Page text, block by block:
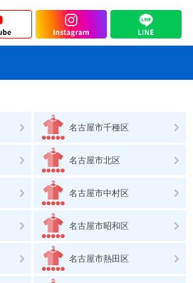
名古屋市千種区
名古屋市北区
名古屋市中村区
名古屋市昭和区
名古屋市熱田区